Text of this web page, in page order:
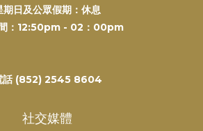
期日及公眾假期：休息
：12:50pm - 02：00pm
話 (852) 2545 8604
社交媒體